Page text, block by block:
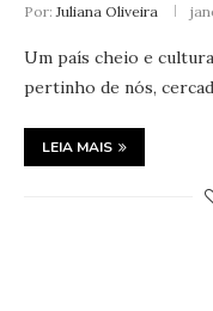
Por:Juliana Oliveira
Um país cheio e
pertinho de nós,
LEIA MAIS